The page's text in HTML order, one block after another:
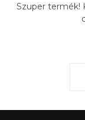
Szuper termék!